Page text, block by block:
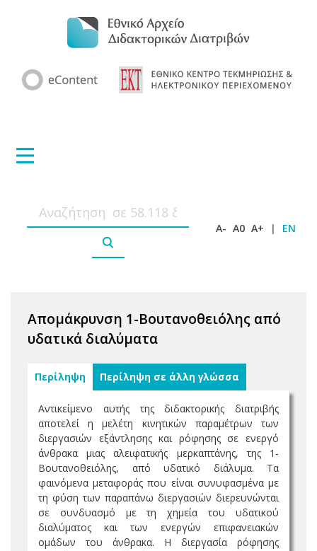
A- A0 A+ | EN
Απομάκρυνση 1-Βουτανοθειόλης από
υδατικά διαλύματα
Περίληψη Περίληψη σε άλλη γλώσσα
Αντικείμενο αυτής της διδακτορικής διατριβής
αποτελεί η μελέτη κινητικών παραμέτρων των
διεργασιών εξάντλησης και ρόφησης σε ενεργό
άνθρακα μιας αλειφατικής μερκαπτάνης, της 1-
Βουτανοθειόλης, από υδατικό διάλυμα. Τα
φαινόμενα μεταφοράς που είναι συνυφασμένα με
τη φύση των παραπάνω διεργασιών διερευνώνται
σε συνδυασμό με τη χημεία του υδατικού
διαλύματος και των ενεργών επιφανειακών
ομάδων του άνθρακα. Η διεργασία ρόφησης